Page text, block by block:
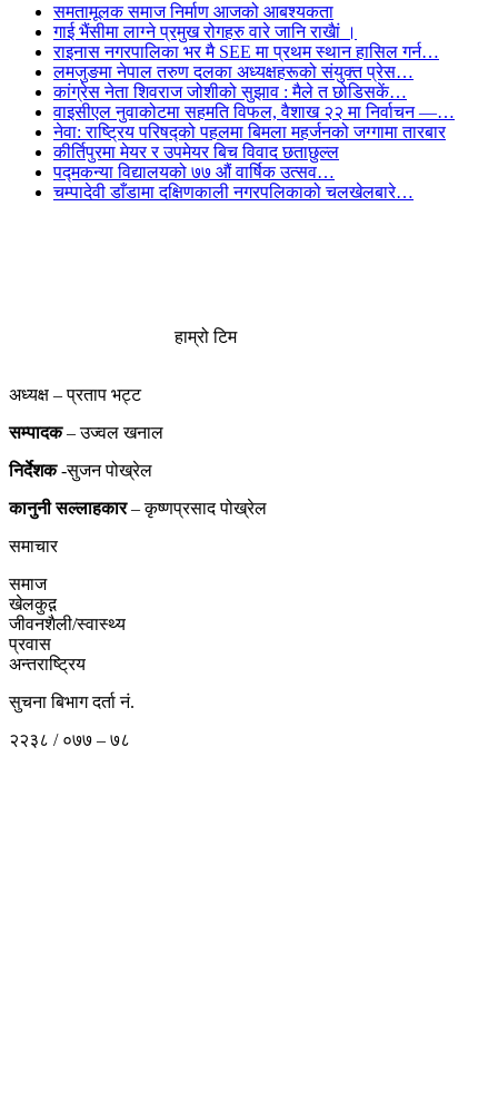
समतामूलक समाज निर्माण आजको आबश्यकता
गाई भैंसीमा लाग्ने प्रमुख रोगहरु वारे जानि राखैां ।
राइनास नगरपालिका भर मै SEE मा प्रथम स्थान हासिल गर्न…
लमजुङमा नेपाल तरुण दलका अध्यक्षहरूको संयुक्त प्रेस…
कांग्रेस नेता शिवराज जोशीको सुझाव : मैले त छोडिसकें…
वाइसीएल नुवाकोटमा सहमति विफल, वैशाख २२ मा निर्वाचन —…
नेवा: राष्ट्रिय परिषद्को पहलमा बिमला महर्जनको जग्गामा तारबार
कीर्तिपुरमा मेयर र उपमेयर बिच विवाद छताछुल्ल
पद्मकन्या विद्यालयको ७७ औं ‌‌वार्षिक ‌उत्सव…
चम्पादेवी डाँडामा दक्षिणकाली नगरपलिकाको चलखेलबारे…
हाम्रो टिम
अध्यक्ष – प्रताप भट्ट
सम्पादक– उज्वल खनाल
निर्देशक-सुजन पोख्रेल
कानुनी सल्लाहकार– कृष्णप्रसाद पोख्रेल
समाचार
समाज
खेलकुद़़
जीवनशैली/स्वास्थ्य
प्रवास
अन्तराष्ट्रिय
सुचना बिभाग दर्ता नं.
२२३८ / ०७७ – ७८